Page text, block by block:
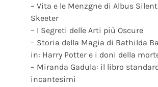
– Vita e le Menzgne di Albus
Skeeter
– I Segreti delle Arti più Oscure
– Storia della Magia di Bathilda
in: Harry Potter e i doni della
– Miranda Gadula: il libro
incantesimi